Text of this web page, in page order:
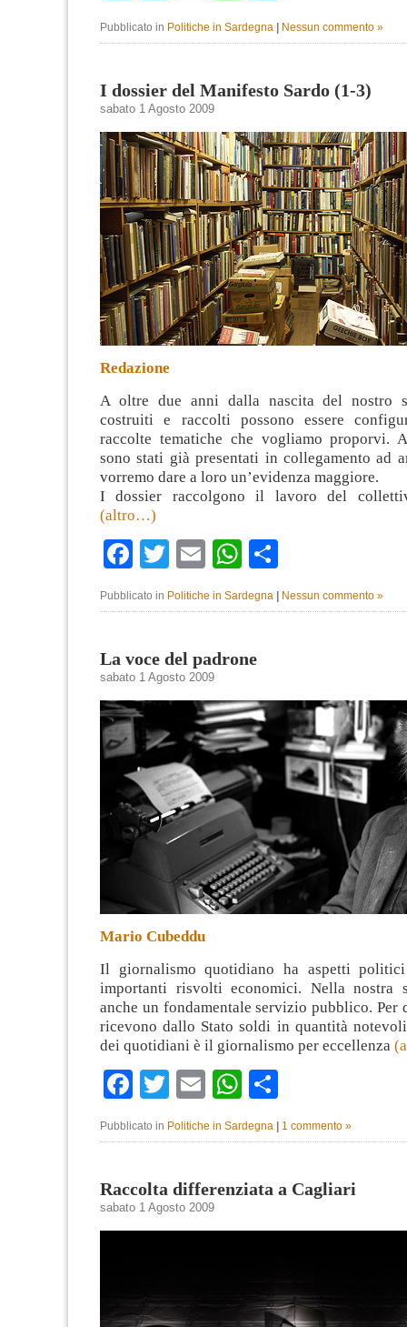
Pubblicato in Politiche in Sardegna Nessun commento »
I dossier del Manifesto Sardo (1-3)
sabato 1 Agosto 2009
Redazione
A oltre due anni dalla nascita del nostro
costruiti e raccolti possono essere
raccolte tematiche che vogliamo proporvi.
sono stati già presentati in collegamento ad
vorremo dare a loro un’evidenza maggiore.
I dossier raccolgono il lavoro del
(altro…)
Facebook
TwitterEmailWhatsApp
Pubblicato in Politiche in Sardegna Nessun commento »
La voce del padrone
sabato 1 Agosto 2009
Mario Cubeddu
Il giornalismo quotidiano ha aspetti
importanti risvolti economici. Nella nostra
anche un fondamentale servizio pubblico. Per
ricevono dallo Stato soldi in quantità
dei quotidiani è il giornalismo per eccellenza
Facebook
TwitterEmailWhatsApp
Pubblicato in Politiche in Sardegna 1 commento »
Raccolta differenziata a Cagliari
sabato 1 Agosto 2009